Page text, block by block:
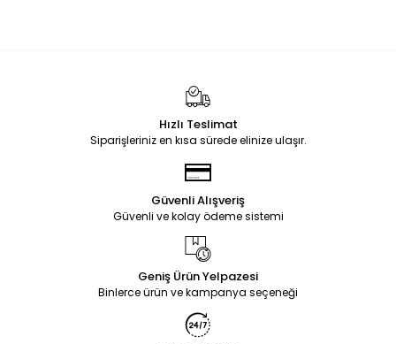
Hızlı Teslimat
Siparişleriniz en kısa sürede elinize ulaşır.
Güvenli Alışveriş
Güvenli ve kolay ödeme sistemi
Geniş Ürün Yelpazesi
Binlerce ürün ve kampanya seçeneği